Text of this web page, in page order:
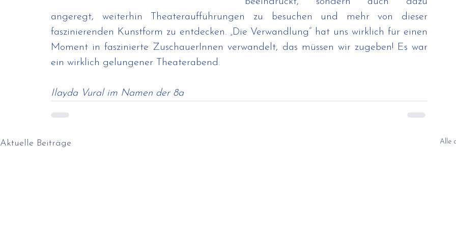
angeregt, weiterhin Theateraufführungen zu besuchen und mehr von dieser
faszinierenden Kunstform zu entdecken. „Die Verwandlung“ hat uns wirklich für einen
Moment in faszinierte ZuschauerInnen verwandelt, das müssen wir zugeben! Es war
ein wirklich gelungener Theaterabend.
Ilayda Vural im Namen der 8a
Aktuelle Beiträge Alle